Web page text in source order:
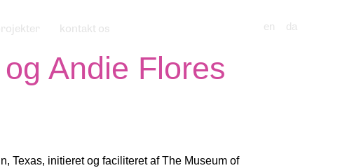
kontakt os en da
Andie Flores
Texas, initieret og faciliteret af The Museum of